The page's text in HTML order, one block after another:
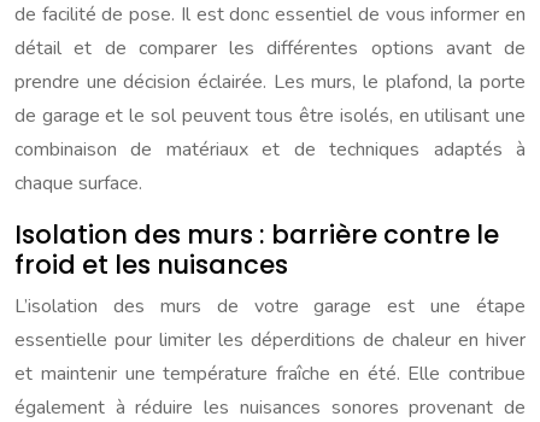
de facilité de pose. Il est donc essentiel de vous informer en
détail et de comparer les différentes options avant de
prendre une décision éclairée. Les murs, le plafond, la porte
de garage et le sol peuvent tous être isolés, en utilisant une
combinaison de matériaux et de techniques adaptés à
chaque surface.
Isolation des murs : barrière contre le
froid et les nuisances
L’isolation des murs de votre garage est une étape
essentielle pour limiter les déperditions de chaleur en hiver
et maintenir une température fraîche en été. Elle contribue
également à réduire les nuisances sonores provenant de